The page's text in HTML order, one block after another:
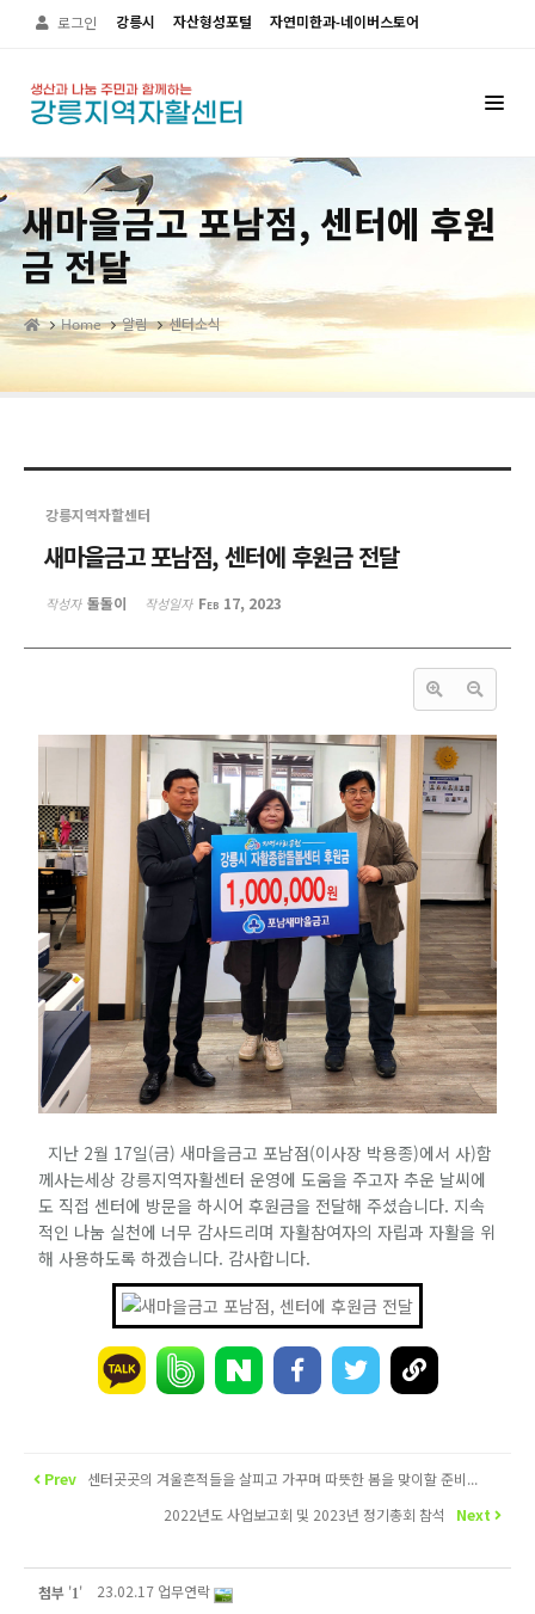
로그인 강릉시 자산형성포털 자연미한과-네이버스토어
새마을금고 포남점, 센터에 후원
금 전달
Home 알림 센터소식
강릉지역자할센터
새마을금고 포남점, 센터에 후원금 전달
작성자 돌돌이 작성일자 Feb 17, 2023
지난 2월 17일(금) 새마을금고 포남점(이사장 박용종)에서 사)함
께사는세상 강릉지역자활센터 운영에 도움을 주고자 추운 날씨에
도 직접 센터에 방문을 하시어 후원금을 전달해 주셨습니다. 지속
적인 나눔 실천에 너무 감사드리며 자활참여자의 자립과 자활을 위
해 사용하도록 하겠습니다. 감사합니다.
Prev 센터곳곳의 겨울흔적들을 살피고 가꾸며 따뜻한 봄을 맞이할 준비...
2022년도 사업보고회 및 2023년 정기총회 참석
Next
첨부 '1' 23.02.17 업무연락
Sketchbook5, 스케치북5